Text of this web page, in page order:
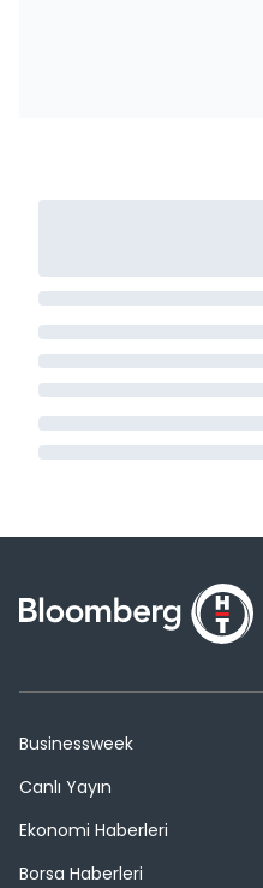
Businessweek
Canlı Yayın
Ekonomi Haberleri
Borsa Haberleri